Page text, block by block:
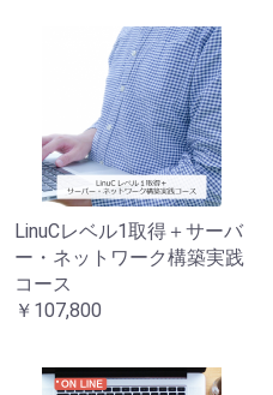
LinuCレベル1取得＋サーバ
ー・ネットワーク構築実践
コース
￥107,800